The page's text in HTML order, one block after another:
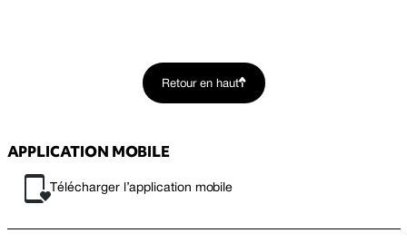
Retour en haut
APPLICATION MOBILE
Télécharger l’application mobile